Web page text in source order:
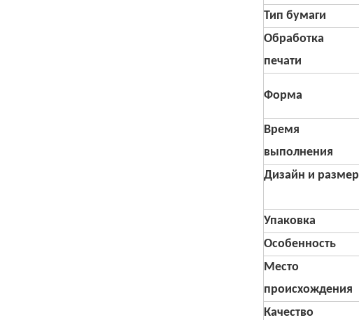
Тип бумаги
Обработка
печати
Форма
Время
выполнения
Дизайн и размер
Упаковка
Особенность
Место
происхождения
Качество